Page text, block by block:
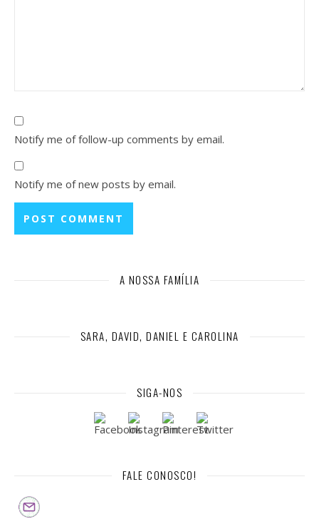
Notify me of follow-up comments by email.
Notify me of new posts by email.
A NOSSA FAMÍLIA
SARA, DAVID, DANIEL E CAROLINA
SIGA-NOS
FALE CONOSCO!